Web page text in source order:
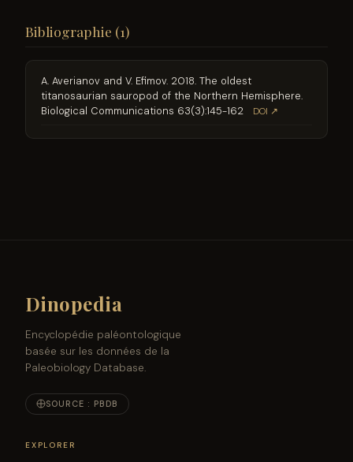
Bibliographie (1)
A. Averianov and V. Efimov. 2018. The oldest
titanosaurian sauropod of the Northern Hemisphere.
Biological Communications 63(3):145-162
DOI ↗
Dinopedia
Encyclopédie paléontologique
basée sur les données de la
Paleobiology Database.
SOURCE : PBDB
EXPLORER